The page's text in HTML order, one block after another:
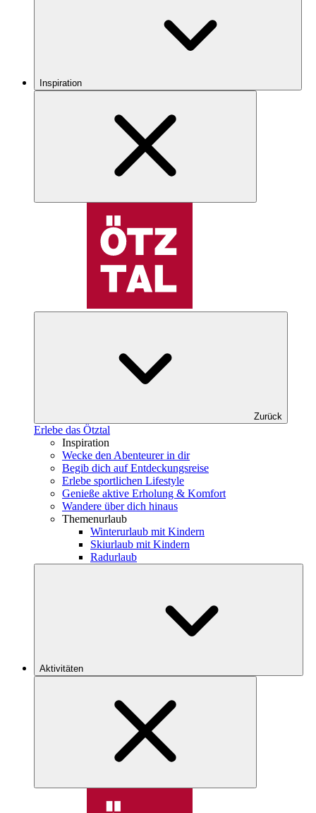
Inspiration
Zurück
Erlebe das Ötztal
Inspiration
Wecke den Abenteurer in dir
Begib dich auf Entdeckungsreise
Erlebe sportlichen Lifestyle
Genieße aktive Erholung & Komfort
Wandere über dich hinaus
Themenurlaub
Winterurlaub mit Kindern
Skiurlaub mit Kindern
Radurlaub
Aktivitäten